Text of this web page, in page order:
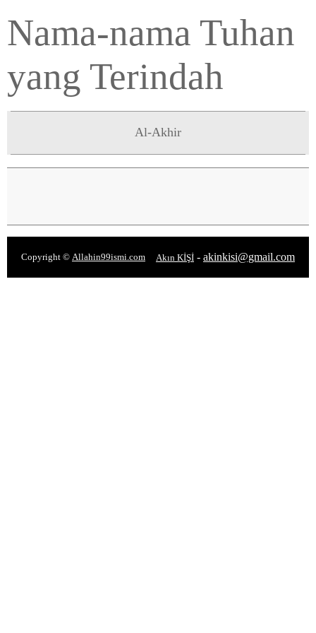
Nama-nama Tuhan
yang Terindah
Al-Akhir
Copyright © Allahin99ismi.com Akın KİŞİ - akinkisi@gmail.com